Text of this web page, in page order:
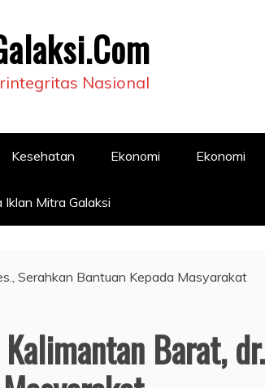
Nasional
Kesehatan Ekonomi Ekonomi
Mitra Galaksi
Barat,